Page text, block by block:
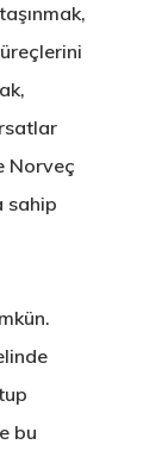
Norveç
sahip
bu